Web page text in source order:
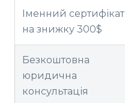
Іменний сертифікат
на знижку 300$
Безкоштовна
юридична
консультація